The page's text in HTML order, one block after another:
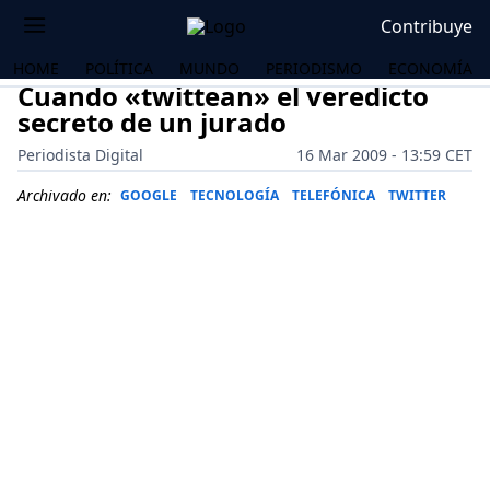
Contribuye
HOME POLÍTICA MUNDO PERIODISMO ECONOMÍA
Cuando «twittean» el veredicto
secreto de un jurado
Periodista Digital
16 Mar 2009 - 13:59 CET
Archivado en: GOOGLE TECNOLOGÍA TELEFÓNICA TWITTER